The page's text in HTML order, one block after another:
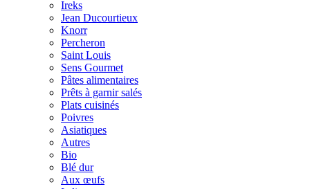
Ireks
Jean Ducourtieux
Knorr
Percheron
Saint Louis
Sens Gourmet
Pâtes alimentaires
Prêts à garnir salés
Plats cuisinés
Poivres
Asiatiques
Autres
Bio
Blé dur
Aux œufs